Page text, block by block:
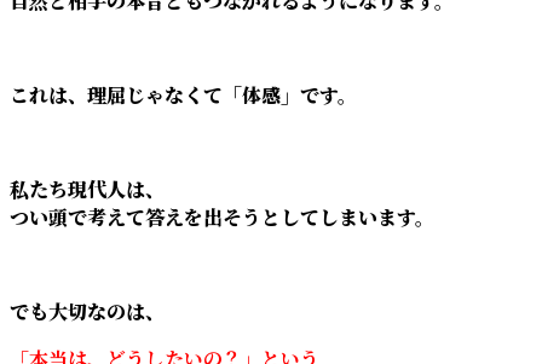
これは、理屈じゃなくて「体感」です。
私たち現代人は、
つい頭で考えて答えを出そうとしてしまいます。
でも大切なのは、
「本当は、どうしたいの？」という